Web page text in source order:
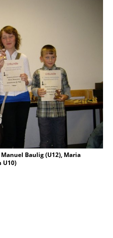
Baulig (U12), Maria
U10)